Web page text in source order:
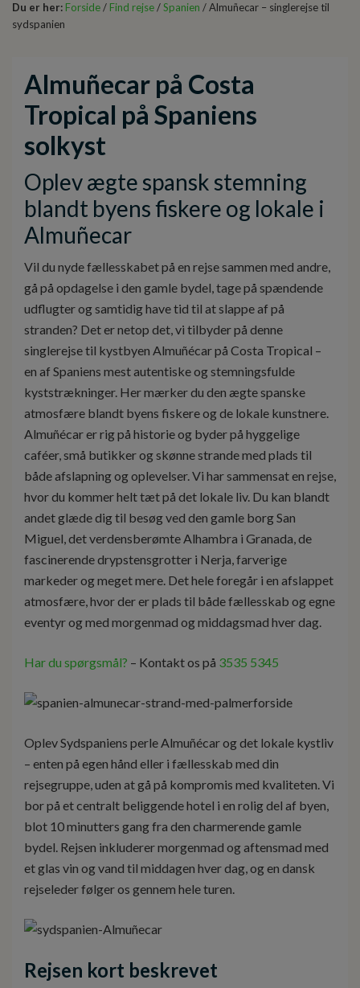
Du er her: Forside/ Find rejse/Spanien / Almuñecar – singlerejse til
sydspanien
Almuñecar på Costa
Tropical på Spaniens
solkyst
Oplev ægte spansk stemning
blandt byens fiskere og lokale i
Almuñecar
Vil du nyde fællesskabet på en rejse sammen med andre,
gå på opdagelse i den gamle bydel, tage på spændende
udflugter og samtidig have tid til at slappe af på
stranden? Det er netop det, vi tilbyder på denne
singlerejse til kystbyen Almuñécar på Costa Tropical –
en af Spaniens mest autentiske og stemningsfulde
kyststrækninger. Her mærker du den ægte spanske
atmosfære blandt byens fiskere og de lokale kunstnere.
Almuñécar er rig på historie og byder på hyggelige
caféer, små butikker og skønne strande med plads til
både afslapning og oplevelser. Vi har sammensat en rejse,
hvor du kommer helt tæt på det lokale liv. Du kan blandt
andet glæde dig til besøg ved den gamle borg San
Miguel, det verdensberømte Alhambra i Granada, de
fascinerende drypstensgrotter i Nerja, farverige
markeder og meget mere. Det hele foregår i en afslappet
atmosfære, hvor der er plads til både fællesskab og egne
eventyr og med morgenmad og middagsmad hver dag.
Har du spørgsmål? – Kontakt os på 3535 5345
Oplev Sydspaniens perle Almuñécar og det lokale kystliv
– enten på egen hånd eller i fællesskab med din
rejsegruppe, uden at gå på kompromis med kvaliteten. Vi
bor på et centralt beliggende hotel i en rolig del af byen,
blot 10 minutters gang fra den charmerende gamle
bydel. Rejsen inkluderer morgenmad og aftensmad med
et glas vin og vand til middagen hver dag, og en dansk
rejseleder følger os gennem hele turen.
Rejsen kort beskrevet